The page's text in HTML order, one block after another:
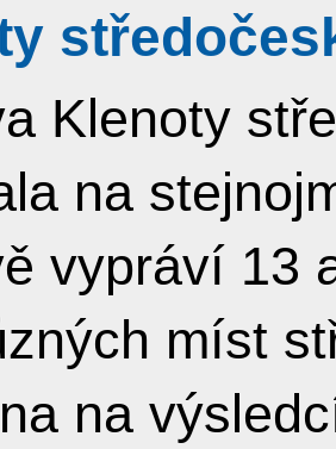
Klenoty
na
vypráví 13
míst
na